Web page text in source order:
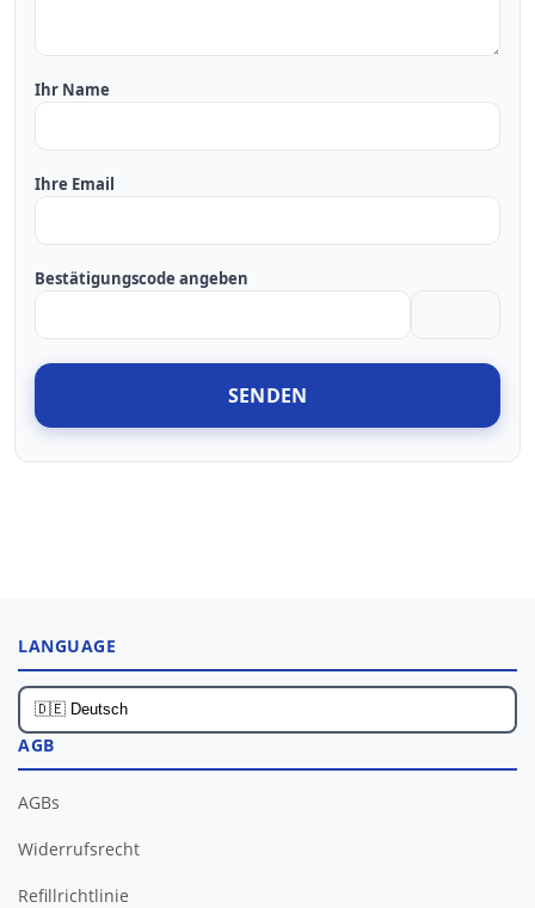
Ihr Name
Ihre Email
Bestätigungscode angeben
SENDEN
LANGUAGE
AGB
AGBs
Widerrufsrecht
Refillrichtlinie